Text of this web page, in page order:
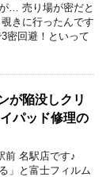
… 売り場が密だと
きに行ったんです
密回避！といって
が陥没しクリ
パッド修理の
前 名駅店です♪
」と富士フィルム